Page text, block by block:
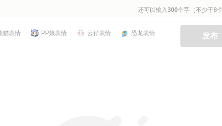
还可以输入300个字（不少于8
发布
猫表情 PP娘表情 云仔表情 恐龙表情